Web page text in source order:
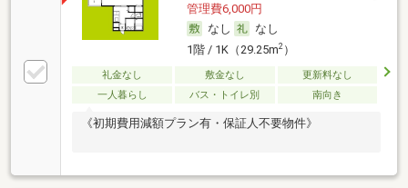
管理費6,000円
なし
なし
1階 / 1K（29.25m2）
礼金なし 敷金なし
更新料なし
一人暮らし
バス・トイレ別 南向き
《初期費用減額プラン有・保証人不要物件》